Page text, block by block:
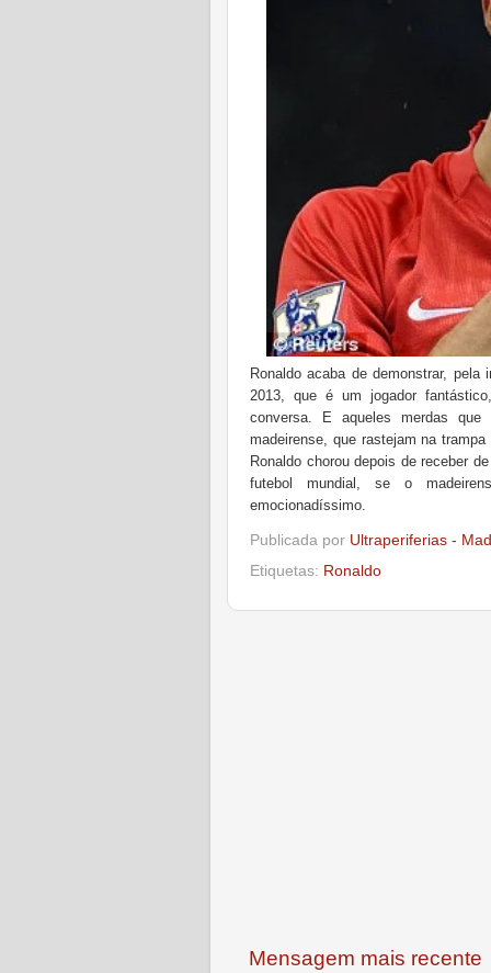
Ronaldo acaba de demonstrar,
2013, que é um jogador
conversa. E aqueles merdas
madeirense, que rastejam na
Ronaldo chorou depois de receber
futebol mundial, se o
emocionadíssimo.
Publicada por Ultraperiferias -
Etiquetas: Ronaldo
Mensagem mais recente